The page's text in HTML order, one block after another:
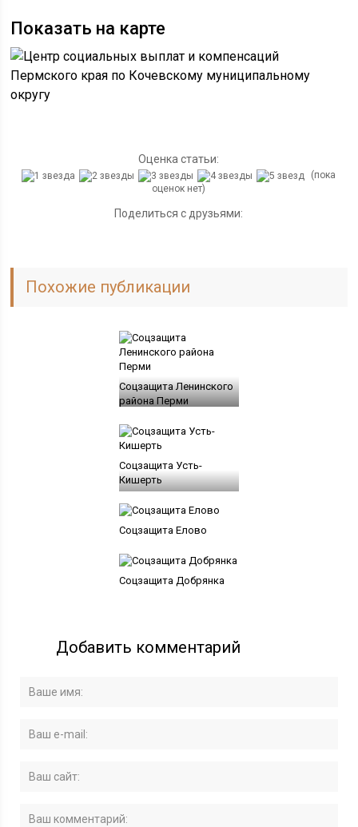
Показать на карте
Оценка статьи:
(пока
оценок нет)
Поделиться с друзьями:
Похожие публикации
Соцзащита Ленинского
района Перми
Соцзащита Усть-
Кишерть
Соцзащита Елово
Соцзащита Добрянка
Добавить комментарий